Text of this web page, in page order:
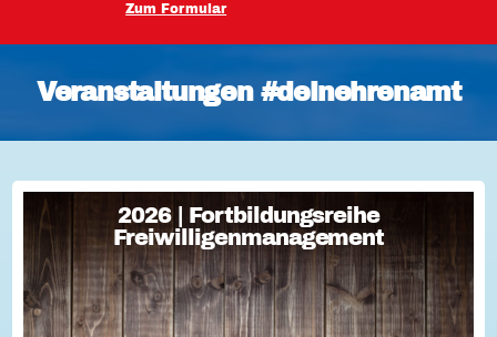
Zum Formular
Veranstaltungen #deinehrenamt
2026 | Fortbildungsreihe
Freiwilligenmanagement
2026 | Fortbildungsreihe
Freiwilligenmanagement
Freiwilligenmanagement Kompakt Strategisches
Freiwilligenmanagement und praktische Umsetzung Im Fokus
Teil 1 Für Engagement begeistern: Freiwillige gewinnen Im
Fokus Teil 2 Eine Frage der H...